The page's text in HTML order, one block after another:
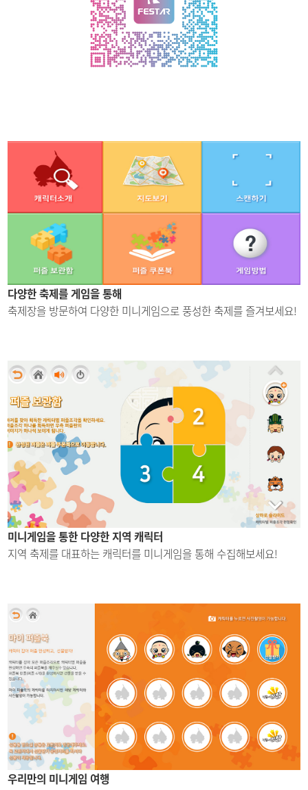
다양한 축제를 게임을 통해
축제장을 방문하여 다양한 미니게임으로 풍성한 축제를 즐겨보세요!
미니게임을 통한 다양한 지역 캐릭터
지역 축제를 대표하는 캐릭터를 미니게임을 통해 수집해보세요!
우리만의 미니게임 여행